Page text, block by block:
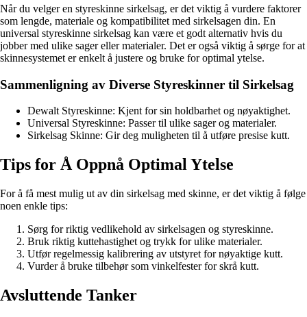
Når du velger en styreskinne sirkelsag, er det viktig å vurdere faktorer
som lengde, materiale og kompatibilitet med sirkelsagen din. En
universal styreskinne sirkelsag kan være et godt alternativ hvis du
jobber med ulike sager eller materialer. Det er også viktig å sørge for at
skinnesystemet er enkelt å justere og bruke for optimal ytelse.
Sammenligning av Diverse Styreskinner til Sirkelsag
Dewalt Styreskinne: Kjent for sin holdbarhet og nøyaktighet.
Universal Styreskinne: Passer til ulike sager og materialer.
Sirkelsag Skinne: Gir deg muligheten til å utføre presise kutt.
Tips for Å Oppnå Optimal Ytelse
For å få mest mulig ut av din sirkelsag med skinne, er det viktig å følge
noen enkle tips:
Sørg for riktig vedlikehold av sirkelsagen og styreskinne.
Bruk riktig kuttehastighet og trykk for ulike materialer.
Utfør regelmessig kalibrering av utstyret for nøyaktige kutt.
Vurder å bruke tilbehør som vinkelfester for skrå kutt.
Avsluttende Tanker